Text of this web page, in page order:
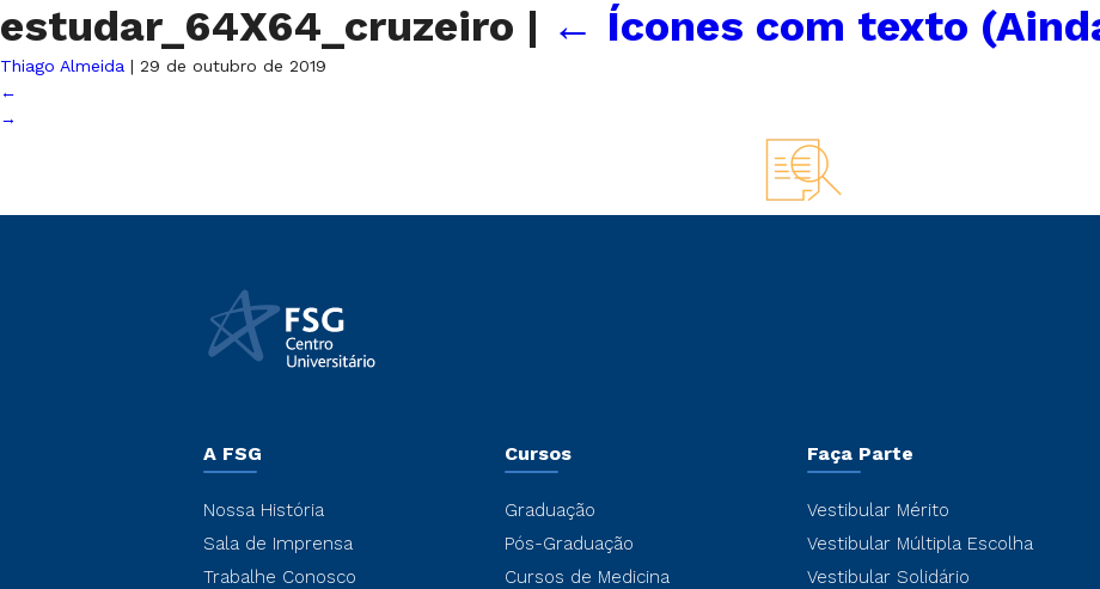
estudar_64X64_cruzeiro | ← Ícones com texto
Thiago Almeida | 29 de outubro de 2019
←
→
A FSG
Nossa História
Sala de Imprensa
Trabalhe Conosco
Cursos
Graduação
Pós-Graduação
Cursos de Medicina
Faça Parte
Vestibular Mérito
Vestibular Múltipla Escolha
Vestibular Solidário